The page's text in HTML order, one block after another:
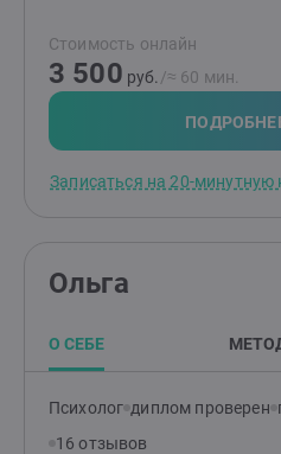
стресса, тревоги,
кризисов, конфликтов,
профессиональной сфере.
своей уникальности.
возможно! По праву
определение ваших
Стоимость онлайн
3 500 руб. /≈ 60 мин.
Записаться на 20-минутную
Ольга
О СЕБЕ
Психолог диплом проверен
16 отзывов